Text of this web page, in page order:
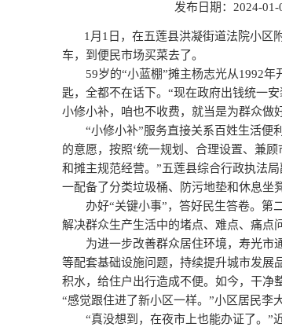
发布日期：2024-01-
1月1日，在五莲县洪凝街道法院小区附
车，到便民市场买菜去了。
59岁的“小蓝棚”摊主杨志光从1992年
匙，全都不在话下。“现在政府出钱统一
小修小补，咱也不收费，就当是为群众做
“小修小补”服务直接关系百姓生活便利
的意愿，按照‘统一规划、合理设置、兼
和摊主规范经营。”五莲县综合行政执法
一配备了分类垃圾桶、防污地垫和休息坐
办好“关键小事”，答好民生答卷。第二
解决群众生产生活中的堵点、难点、痛点
为进一步改善群众居住环境，寿光市通
等配套基础设施问题，持续提升城市发展
积水，给住户出行造成不便。如今，干净
“感觉跟住进了新小区一样。”小区居民李
“真没想到，在夜市上也能办证了。”近